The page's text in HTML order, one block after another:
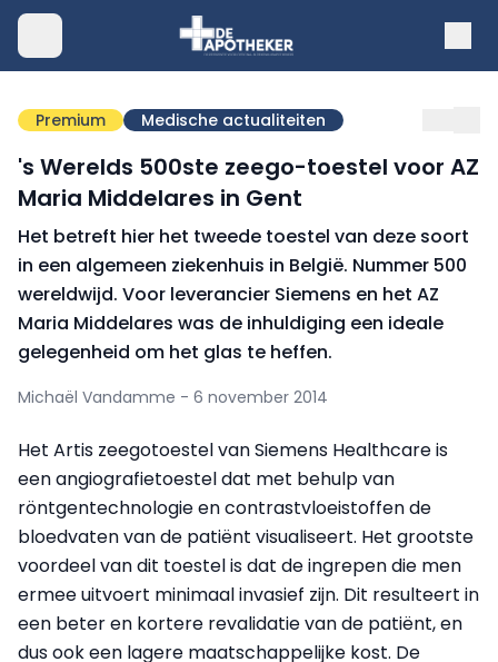
Premium Medische actualiteiten
's Werelds 500ste zeego-toestel voor AZ
Maria Middelares in Gent
Het betreft hier het tweede toestel van deze soort
in een algemeen ziekenhuis in België. Nummer 500
wereldwijd. Voor leverancier Siemens en het AZ
Maria Middelares was de inhuldiging een ideale
gelegenheid om het glas te heffen.
Michaël Vandamme - 6 november 2014
Het Artis zeegotoestel van Siemens Healthcare is
een angiografietoestel dat met behulp van
röntgentechnologie en contrastvloeistoffen de
bloedvaten van de patiënt visualiseert. Het grootste
voordeel van dit toestel is dat de ingrepen die men
ermee uitvoert minimaal invasief zijn. Dit resulteert in
een beter en kortere revalidatie van de patiënt, en
dus ook een lagere maatschappelijke kost. De